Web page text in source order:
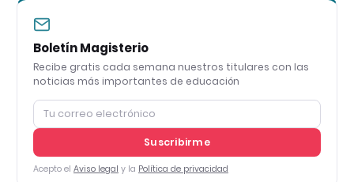
Boletín Magisterio
Recibe gratis cada semana nuestros titulares con las
noticias más importantes de educación
Suscribirme
Acepto el Aviso legal y la Política de privacidad